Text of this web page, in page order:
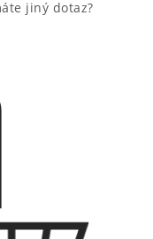
jiný dotaz?